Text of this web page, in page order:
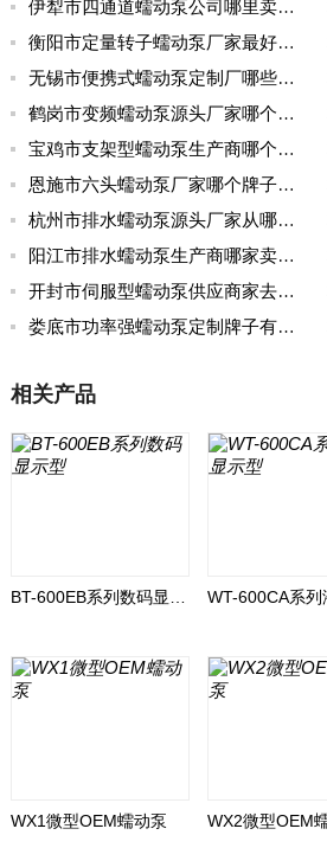
伊犁市四通道蠕动泵公司哪里卖的多一点啊
衡阳市定量转子蠕动泵厂家最好的品牌有哪些
无锡市便携式蠕动泵定制厂哪些牌子好一点
鹤岗市变频蠕动泵源头厂家哪个品牌好一点
宝鸡市支架型蠕动泵生产商哪个厂家好用点呢
恩施市六头蠕动泵厂家哪个牌子好用
杭州市排水蠕动泵源头厂家从哪家拿货质量好
阳江市排水蠕动泵生产商哪家卖的好
开封市伺服型蠕动泵供应商家去哪家买好点实惠
娄底市功率强蠕动泵定制牌子有哪些好
相关产品
WX1微型OEM蠕动泵 WX2微型OEM